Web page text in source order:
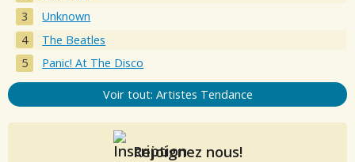
Unknown
The Beatles
Panic! At The Disco
Voir tout: Artistes Tendance
Rejoignez nous!